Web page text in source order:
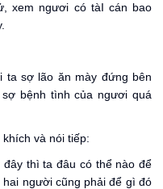
xem ngươi có tàI cán bao
ta sợ lão ăn mày đứng bên
bệnh tình của ngươi quá
và nói tiếp:
thì ta đâu có thể nào để
người cũng phải để gì đó